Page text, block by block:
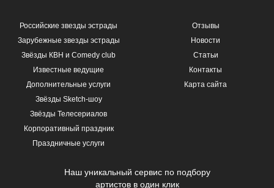
Российские звезды эстрады
Зарубежные звезды эстрады
Звёзды КВН и Comedy club
Известные ведущие
Дополнительные услуги
Звёзды Sketch-шоу
Звёзды Телесериалов
Корпоративный праздник
Праздничные услуги
Отзывы
Новости
Статьи
Контакты
Карта сайта
Наш уникальный сервис по подбору
артистов в один клик